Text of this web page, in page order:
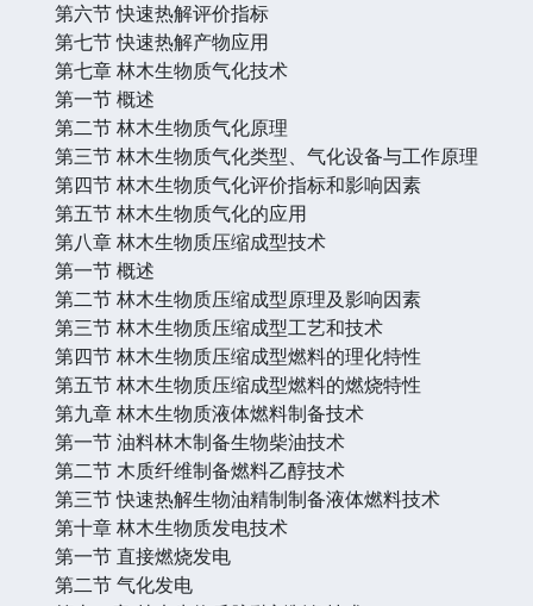
第六节 快速热解评价指标
第七节 快速热解产物应用
第七章 林木生物质气化技术
第一节 概述
第二节 林木生物质气化原理
第三节 林木生物质气化类型、气化设备与工作原理
第四节 林木生物质气化评价指标和影响因素
第五节 林木生物质气化的应用
第八章 林木生物质压缩成型技术
第一节 概述
第二节 林木生物质压缩成型原理及影响因素
第三节 林木生物质压缩成型工艺和技术
第四节 林木生物质压缩成型燃料的理化特性
第五节 林木生物质压缩成型燃料的燃烧特性
第九章 林木生物质液体燃料制备技术
第一节 油料林木制备生物柴油技术
第二节 木质纤维制备燃料乙醇技术
第三节 快速热解生物油精制制备液体燃料技术
第十章 林木生物质发电技术
第一节 直接燃烧发电
第二节 气化发电